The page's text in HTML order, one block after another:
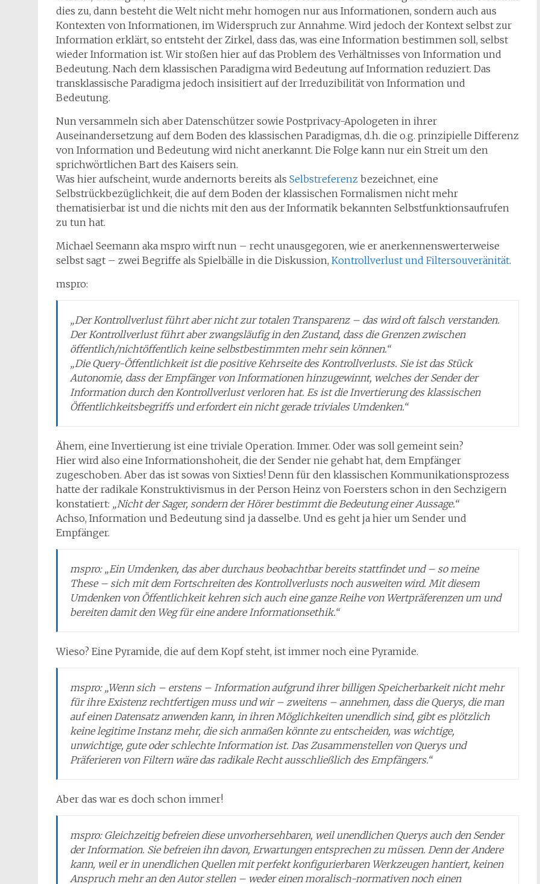
dies zu, dann besteht die Welt nicht mehr homogen nur aus Informationen, sondern auch aus
Kontexten von Informationen, im Widerspruch zur Annahme. Wird jedoch der Kontext selbst zur
Information erklärt, so entsteht der Zirkel, dass das, was eine Information bestimmen soll, selbst
wieder Information ist. Wir stoßen hier auf das Problem des Verhältnisses von Information und
Bedeutung. Nach dem klassischen Paradigma wird Bedeutung auf Information reduziert. Das
transklassische Paradigma jedoch insisitiert auf der Irreduzibilität von Information und
Bedeutung.
Nun versammeln sich aber Datenschützer sowie Postprivacy-Apologeten in ihrer
Auseinandersetzung auf dem Boden des klassischen Paradigmas, d.h. die o.g. prinzipielle Differenz
von Information und Bedeutung wird nicht anerkannt. Die Folge kann nur ein Streit um den
sprichwörtlichen Bart des Kaisers sein.
Was hier aufscheint, wurde andernorts bereits als Selbstreferenz bezeichnet, eine
Selbstrückbezüglichkeit, die auf dem Boden der klassischen Formalismen nicht mehr
thematisierbar ist und die nichts mit den aus der Informatik bekannten Selbstfunktionsaufrufen
zu tun hat.
Michael Seemann aka mspro wirft nun – recht unausgegoren, wie er anerkennenswerterweise
selbst sagt – zwei Begriffe als Spielbälle in die Diskussion, Kontrollverlust und Filtersouveränität.
mspro:
„Der Kontrollverlust führt aber nicht zur totalen Transparenz – das wird oft falsch verstanden.
Der Kontrollverlust führt aber zwangsläufig in den Zustand, dass die Grenzen zwischen
öffentlich/nichtöffentlich keine selbstbestimmten mehr sein können.“
„Die Query-Öffentlichkeit ist die positive Kehrseite des Kontrollverlusts. Sie ist das Stück
Autonomie, dass der Empfänger von Informationen hinzugewinnt, welches der Sender der
Information durch den Kontrollverlust verloren hat. Es ist die Invertierung des klassischen
Öffentlichkeitsbegriffs und erfordert ein nicht gerade triviales Umdenken.“
Ähem, eine Invertierung ist eine triviale Operation. Immer. Oder was soll gemeint sein?
Hier wird also eine Informationshoheit, die der Sender nie gehabt hat, dem Empfänger
zugeschoben. Aber das ist sowas von Sixties! Denn für den klassischen Kommunikationsprozess
hatte der radikale Konstruktivismus in der Person Heinz von Foersters schon in den Sechzigern
konstatiert: „Nicht der Sager, sondern der Hörer bestimmt die Bedeutung einer Aussage.“
Achso, Information und Bedeutung sind ja dasselbe. Und es geht ja hier um Sender und
Empfänger.
mspro: „Ein Umdenken, das aber durchaus beobachtbar bereits stattfindet und – so meine
These – sich mit dem Fortschreiten des Kontrollverlusts noch ausweiten wird. Mit diesem
Umdenken von Öffentlichkeit kehren sich auch eine ganze Reihe von Wertpräferenzen um und
bereiten damit den Weg für eine andere Informationsethik.“
Wieso? Eine Pyramide, die auf dem Kopf steht, ist immer noch eine Pyramide.
mspro: „Wenn sich – erstens – Information aufgrund ihrer billigen Speicherbarkeit nicht mehr
für ihre Existenz rechtfertigen muss und wir – zweitens – annehmen, dass die Querys, die man
auf einen Datensatz anwenden kann, in ihren Möglichkeiten unendlich sind, gibt es plötzlich
keine legitime Instanz mehr, die sich anmaßen könnte zu entscheiden, was wichtige,
unwichtige, gute oder schlechte Information ist. Das Zusammenstellen von Querys und
Präferieren von Filtern wäre das radikale Recht ausschließlich des Empfängers.“
Aber das war es doch schon immer!
mspro: Gleichzeitig befreien diese unvorhersehbaren, weil unendlichen Querys auch den Sender
der Information. Sie befreien ihn davon, Erwartungen entsprechen zu müssen. Denn der Andere
kann, weil er in unendlichen Quellen mit perfekt konfigurierbaren Werkzeugen hantiert, keinen
Anspruch mehr an den Autor stellen – weder einen moralisch-normativen noch einen